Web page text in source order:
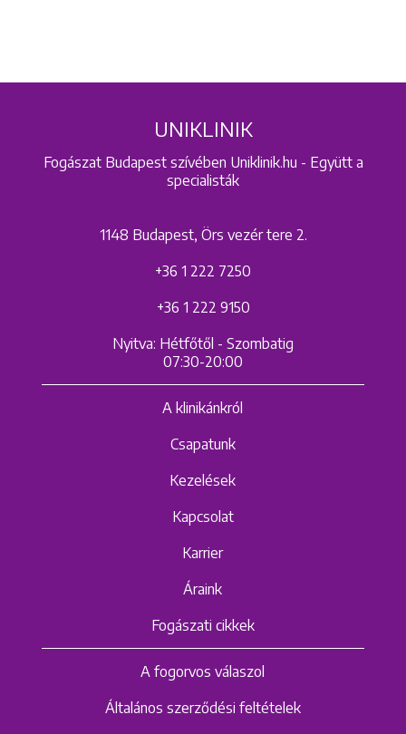
UNIKLINIK
Fogászat Budapest szívében Uniklinik.hu - Együtt a
specialisták
1148 Budapest, Örs vezér tere 2.
+36 1 222 7250
+36 1 222 9150
Nyitva: Hétfőtől - Szombatig
07:30-20:00
A klinikánkról
Csapatunk
Kezelések
Kapcsolat
Karrier
Áraink
Fogászati cikkek
A fogorvos válaszol
Általános szerződési feltételek